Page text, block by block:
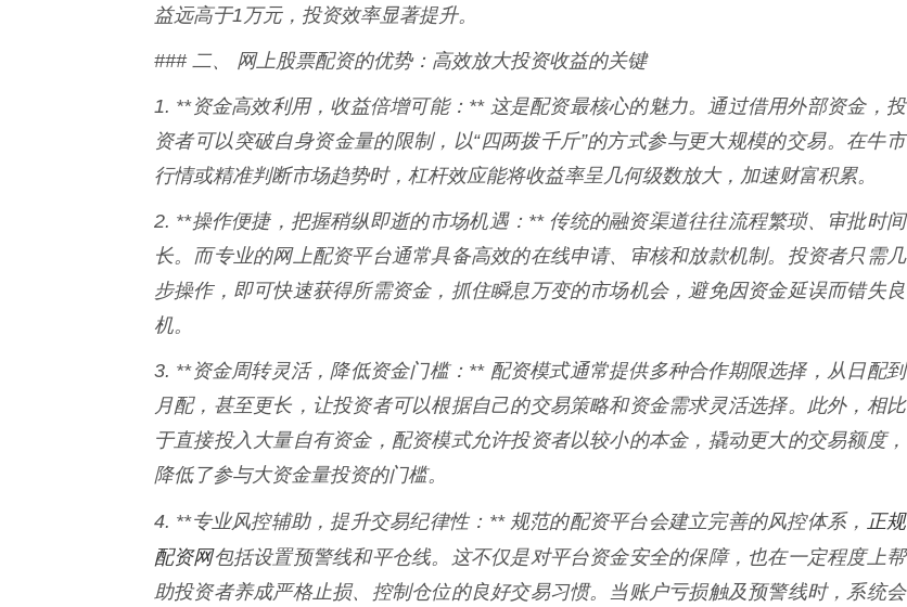
益远高于1万元，投资效率显著提升。
### 二、 网上股票配资的优势：高效放大投资收益的关键
1. **资金高效利用，收益倍增可能：** 这是配资最核心的魅力。通过借用外部资金，投
资者可以突破自身资金量的限制，以“四两拨千斤”的方式参与更大规模的交易。在牛市
行情或精准判断市场趋势时，杠杆效应能将收益率呈几何级数放大，加速财富积累。
2. **操作便捷，把握稍纵即逝的市场机遇：** 传统的融资渠道往往流程繁琐、审批时间
长。而专业的网上配资平台通常具备高效的在线申请、审核和放款机制。投资者只需几
步操作，即可快速获得所需资金，抓住瞬息万变的市场机会，避免因资金延误而错失良
机。
3. **资金周转灵活，降低资金门槛：** 配资模式通常提供多种合作期限选择，从日配到
月配，甚至更长，让投资者可以根据自己的交易策略和资金需求灵活选择。此外，相比
于直接投入大量自有资金，配资模式允许投资者以较小的本金，撬动更大的交易额度，
降低了参与大资金量投资的门槛。
4. **专业风控辅助，提升交易纪律性：** 规范的配资平台会建立完善的风控体系， 正规
配资网包括设置预警线和平仓线。这不仅是对平台资金安全的保障，也在一定程度上帮
助投资者养成严格止损、控制仓位的良好交易习惯。当账户亏损触及预警线时，系统会